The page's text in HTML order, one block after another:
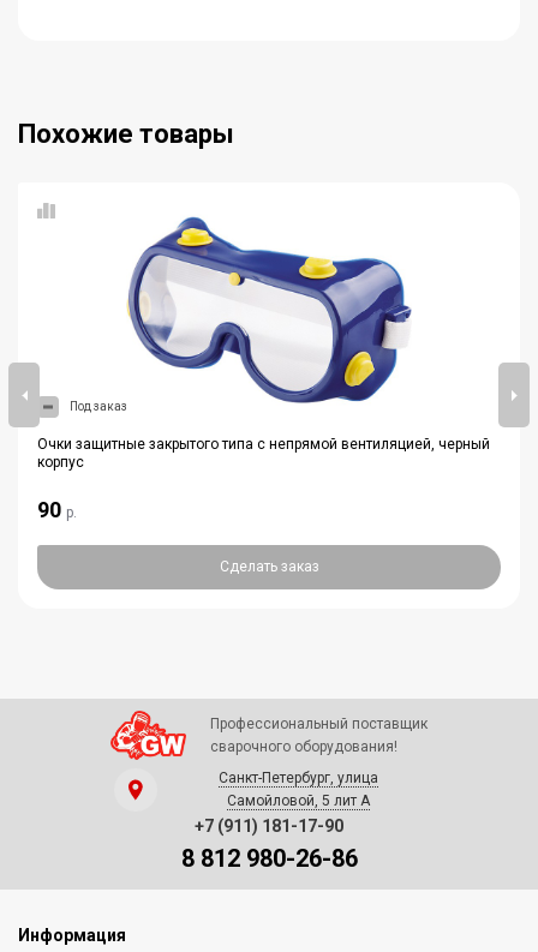
Похожие товары
Под заказ
Очки защитные закрытого типа с непрямой вентиляцией, черный
корпус
90 р.
Сделать заказ
Профессиональный поставщик
сварочного оборудования!
Санкт-Петербург, улица
Самойловой, 5 лит А
+7 (911) 181-17-90
8 812 980-26-86
Информация